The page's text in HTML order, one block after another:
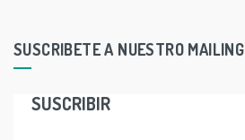
SUSCRIBETE A NUESTRO MAILING
SUSCRIBIR